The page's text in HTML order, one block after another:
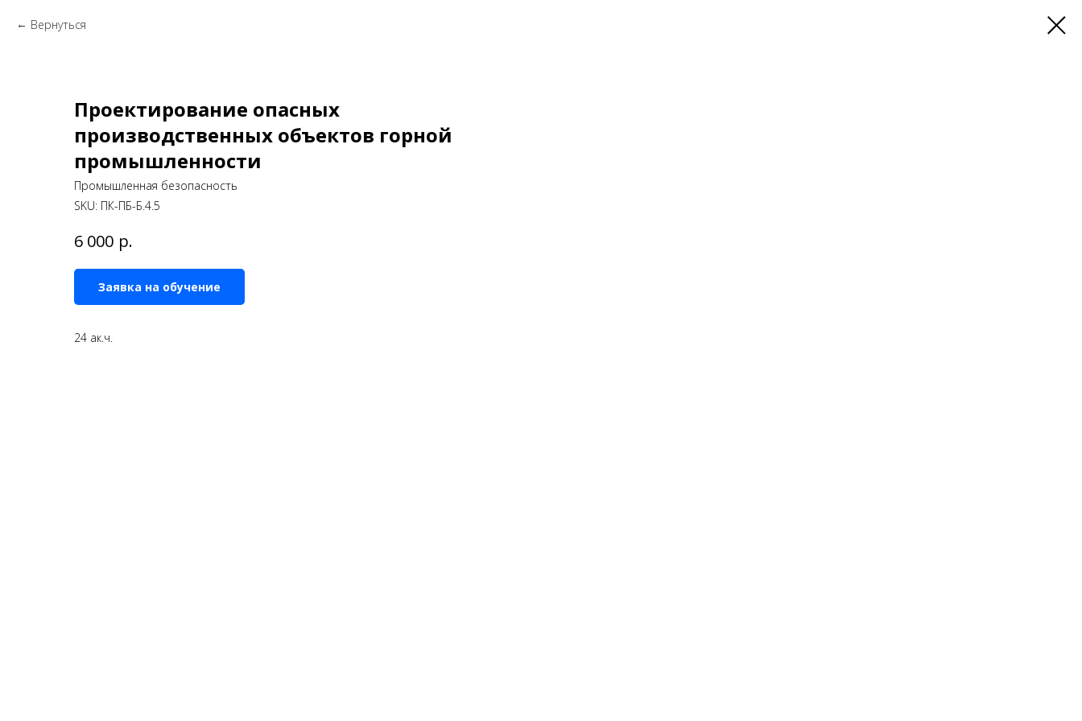
Вернуться
Проектирование опасных
производственных объектов горной
промышленности
Промышленная безопасность
SKU: ПК-ПБ-Б.4.5
6 000 р.
Заявка на обучение
24 ак.ч.